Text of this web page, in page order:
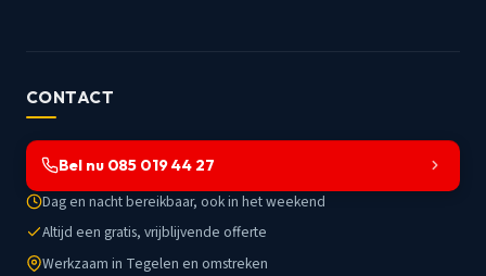
CONTACT
Bel nu 085 019 44 27
Dag en nacht bereikbaar, ook in het weekend
Altijd een gratis, vrijblijvende offerte
Werkzaam in Tegelen en omstreken